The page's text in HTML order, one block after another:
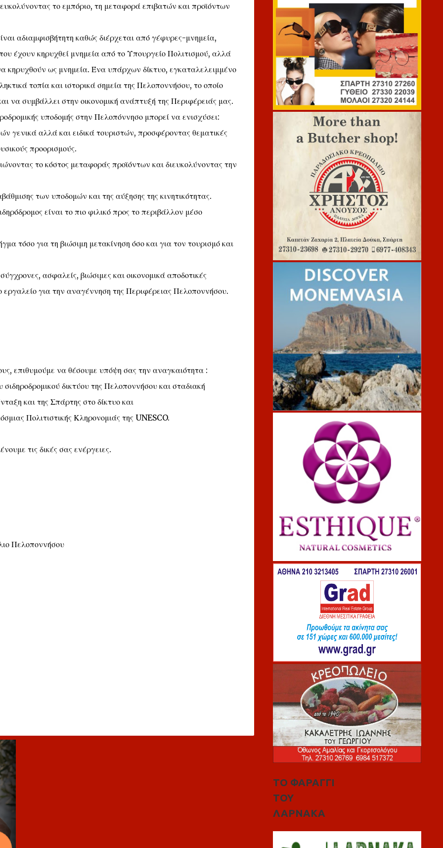
το εμπόριο, τη μεταφορά επιβατών και προϊόντων
αδιαμφισβήτητη καθώς διέρχεται από γέφυρες-μνημεία,
έχουν κηρυχθεί μνημεία από το Υπουργείο Πολιτισμού, αλλά
κηρυχθούν ως μνημεία. Ένα υπάρχων δίκτυο, εγκαταλελειμμένο
τοπία και ιστορικά σημεία της Πελοποννήσου, το οποίο
να συμβάλλει στην οικονομική ανάπτυξή της Περιφέρειάς μας.
υποδομής στην Πελοπόννησο μπορεί να ενισχύσει:
γενικά αλλά και ειδικά τουριστών, προσφέροντας θεματικές
προορισμούς.
το κόστος μεταφοράς προϊόντων και διευκολύνοντας την
των υποδομών και της αύξησης της κινητικότητας.
είναι το πιο φιλικό προς το περιβάλλον μέσο
τόσο για τη βιώσιμη μετακίνηση όσο και για τον τουρισμό και
ασφαλείς, βιώσιμες και οικονομικά αποδοτικές
εργαλείο για την αναγέννηση της Περιφέρειας Πελοποννήσου.
επιθυμούμε να θέσουμε υπόψη σας την αναγκαιότητα :
δικτύου της Πελοποννήσου και σταδιακή
και της Σπάρτης στο δίκτυο και
Πολιτιστικής Κληρονομιάς της UNESCO.
τις δικές σας ενέργειες.
Πελοποννήσου
ΤΟ ΦΑΡΑΓΓΙ
ΤΟΥ
ΛΑΡΝΑΚΑ